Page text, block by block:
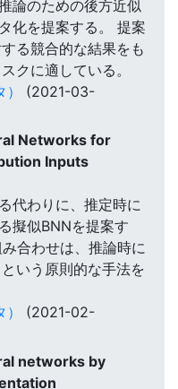
論のための後方近似
化を提案する。 提案
る競合的な結果をも
クに適している。
(2021-03-
Networks for
Inputs
代わりに、推定時に
擬似BNNを提案す
合わせは、推論時に
いう原則的な手法を
(2021-02-
networks by